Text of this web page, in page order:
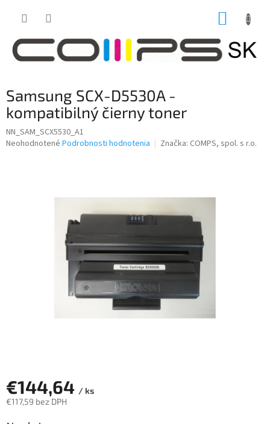
Samsung SCX-D5530A -
kompatibilný čierny toner
NN_SAM_SCX5530_A1
Priemerné
Neohodnotené Podrobnosti hodnotenia Značka: COMPS, spol. s r.o.
€144,64 / ks
€117,59 bez DPH